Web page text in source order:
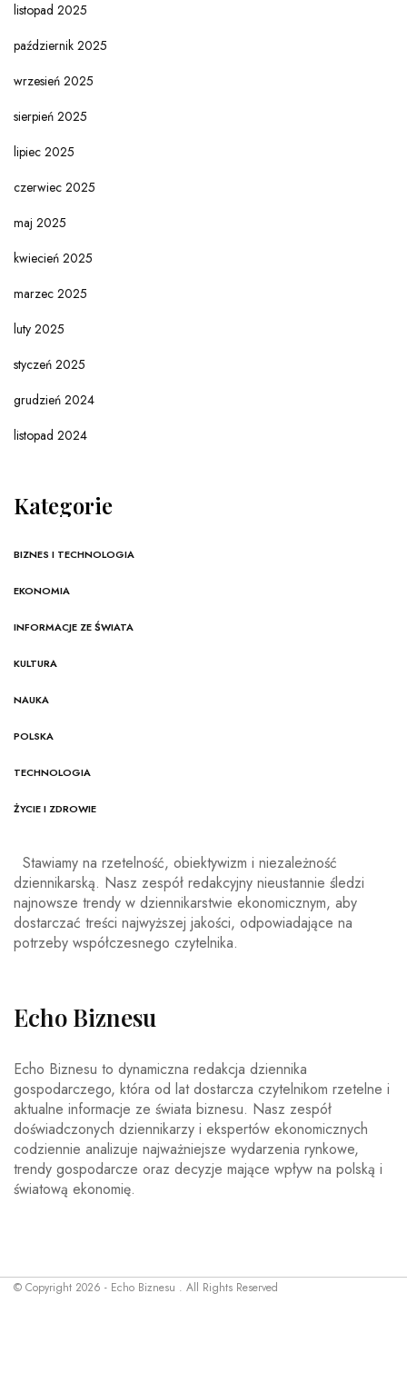
listopad 2025
październik 2025
wrzesień 2025
sierpień 2025
lipiec 2025
czerwiec 2025
maj 2025
kwiecień 2025
marzec 2025
luty 2025
styczeń 2025
grudzień 2024
listopad 2024
Kategorie
BIZNES I TECHNOLOGIA
EKONOMIA
INFORMACJE ZE ŚWIATA
KULTURA
NAUKA
POLSKA
TECHNOLOGIA
ŻYCIE I ZDROWIE
Stawiamy na rzetelność, obiektywizm i niezależność
dziennikarską. Nasz zespół redakcyjny nieustannie śledzi
najnowsze trendy w dziennikarstwie ekonomicznym, aby
dostarczać treści najwyższej jakości, odpowiadające na
potrzeby współczesnego czytelnika.
Echo Biznesu
Echo Biznesu to dynamiczna redakcja dziennika
gospodarczego, która od lat dostarcza czytelnikom rzetelne i
aktualne informacje ze świata biznesu. Nasz zespół
doświadczonych dziennikarzy i ekspertów ekonomicznych
codziennie analizuje najważniejsze wydarzenia rynkowe,
trendy gospodarcze oraz decyzje mające wpływ na polską i
światową ekonomię.
© Copyright 2026 - Echo Biznesu . All Rights Reserved